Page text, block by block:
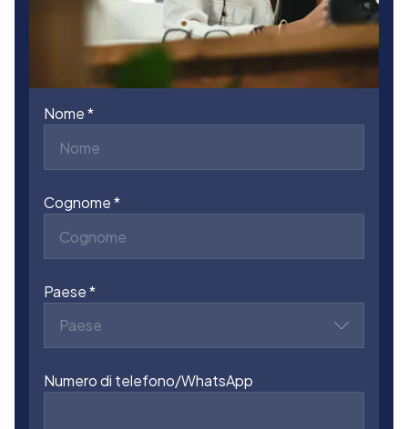
Nome
Cognome
Paese
Paese
Numero di telefono/WhatsApp